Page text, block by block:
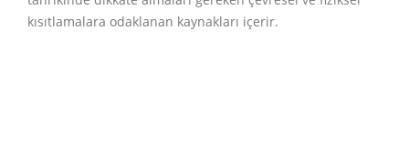
kısıtlamalara odaklanan kaynakları içerir.